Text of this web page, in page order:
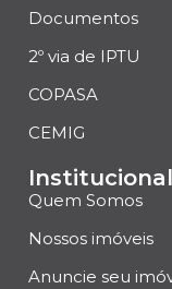
Documentos
2º via de IPTU
COPASA
CEMIG
Institucional
Quem Somos
Nossos imóveis
Anuncie seu